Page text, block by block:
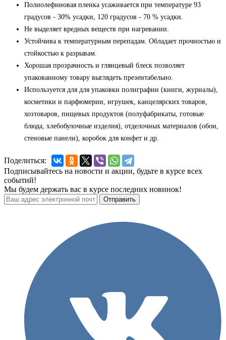
Полиолефиновая пленка усаживается при температуре 93
градусов - 30% усадки, 120 градусов - 70 % усадки.
Не выделяет вредных веществ при нагревании.
Устойчива к температурным перепадам. Обладает прочностью и
стойкостью к разрывам.
Хорошая прозрачность и глянцевый блеск позволяет
упакованному товару выглядеть презентабельно.
Используется для для упаковки полиграфии (книги, журналы),
косметики и парфюмерии, игрушек, канцелярских товаров,
хозтоваров, пищевых продуктов (полуфабрикаты, готовые
блюда, хлебобулочные изделия), отделочных материалов (обои,
стеновые панели), коробок для конфет и др.
Поделиться:
Подписывайтесь на новости и акции, будьте в курсе всех
событий!
Мы будем держать вас в курсе последних новинок!